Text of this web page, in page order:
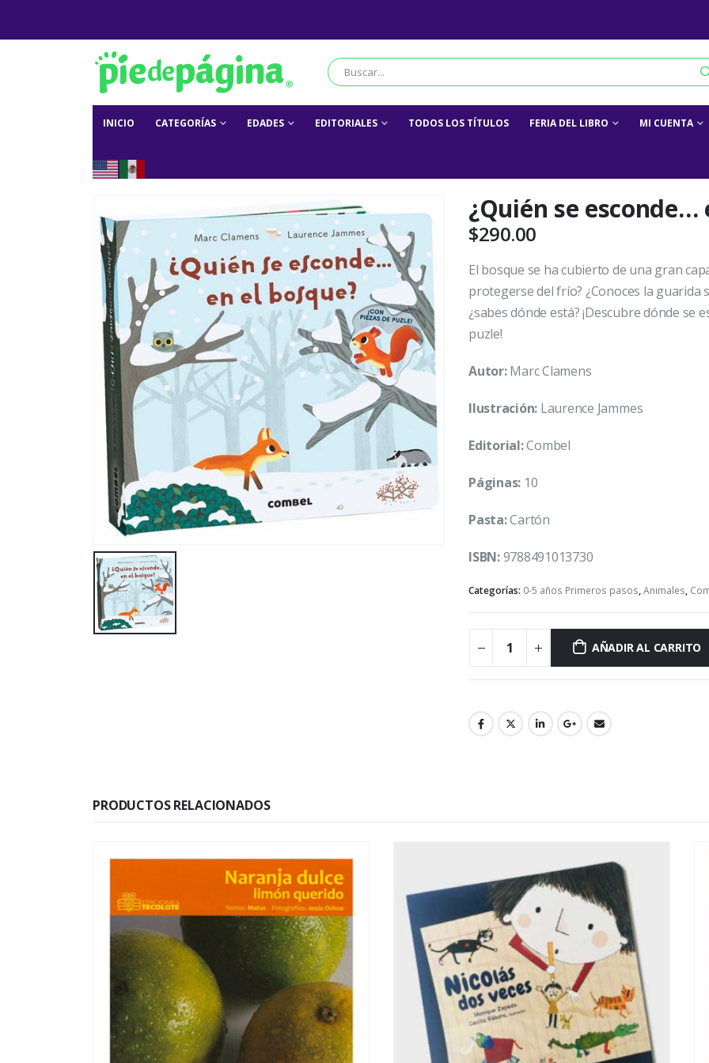
INICIO CATEGORÍAS EDADES EDITORIALES TODOS LOS TÍTULOS FERIA DEL LIBRO MI CUENTA
¿Quién se esconde…
$290.00
El bosque se ha cubierto de una gran
protegerse del frío? ¿Conoces la guarida
¿sabes dónde está? ¡Descubre dónde se
puzle!
Autor:Marc Clamens
Ilustración: Laurence Jammes
Editorial:Combel
Páginas: 10
Pasta:Cartón
ISBN:9788491013730
Categorías: 0-5 años Primeros pasos,Animales,
AÑADIR AL CARRITO
PRODUCTOS RELACIONADOS